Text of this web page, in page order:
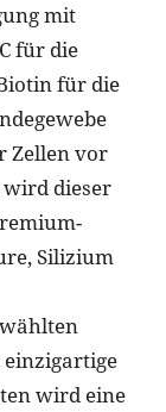
mit
für die
für die
Zellen vor
dieser
Silizium
wird eine